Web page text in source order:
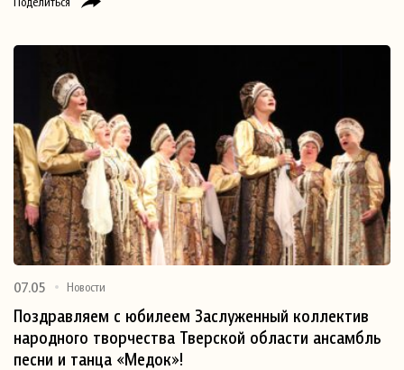
07.05 Новости
Поздравляем с юбилеем Заслуженный коллектив
народного творчества Тверской области ансамбль
песни и танца «Медок»!